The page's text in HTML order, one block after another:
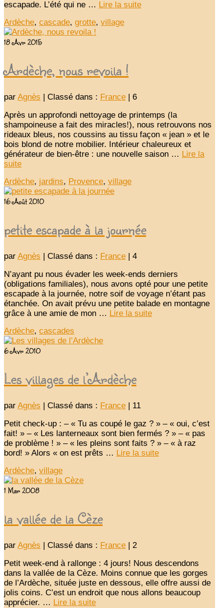
escapade. L’été qui ne … Lire la suite­­
Ardèche, cascade, grotte, village
18Avr 2015
Ardèche, nous revoila !
par Agnès | Classé dans : France | 6
Après un approfondi nettoyage de printemps (la
shampoineuse a fait des miracles!), nous retrouvons nos
rideaux bleus, nos coussins au tissu façon « jean » et le
bois blond de notre mobilier. Intérieur chaleureux et
générateur de bien-être : une nouvelle saison … Lire la
suite­­
Ardèche, jardins, Provence, village
16Août 2010
petite escapade à la journée
par Agnès Classé dans : France
4
N’ayant pu nous évader les week-ends derniers
(obligations familiales), nous avons opté pour une petite
escapade à la journée, notre soif de voyage n’étant pas
étanchée. On avait prévu une petite balade en montagne
grâce à une amie de mon … Lire la suite­­
Ardèche, cascades
6Avr 2010
Les villages de l’Ardèche
par Agnès Classé dans : France
11
Petit check-up : – « Tu as coupé le gaz ? » – « oui, c’est
fait! » – « Les lanterneaux sont bien fermés ? » – « pas
de problème ! » – « les pleins sont faits ? » – « à raz
bord! » Alors « on est prêts … Lire la suite­­
Ardèche, village
1 Mar 2008
la vallée de la Cèze
par Agnès Classé dans : France
2
Petit week-end à rallonge : 4 jours! Nous descendons
dans la vallée de la Cèze. Moins connue que les gorges
de l’Ardèche, située juste en dessous, elle offre aussi de
jolis coins. C’est un endroit que nous allons beaucoup
apprécier. … Lire la suite­­